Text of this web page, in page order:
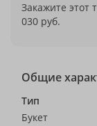
Закажите этот
030 руб.
Общие
Тип
Букет